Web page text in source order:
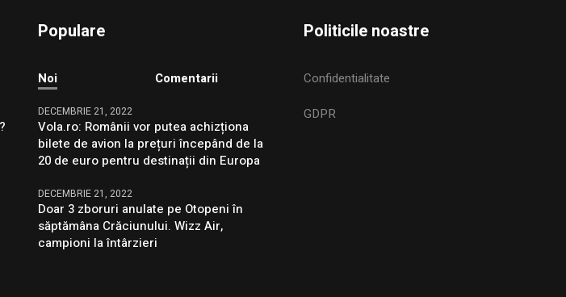
Populare
Noi Comentarii
DECEMBRIE 21, 2022
Vola.ro: Românii vor putea achizționa
bilete de avion la prețuri începând de la
20 de euro pentru destinații din Europa
DECEMBRIE 21, 2022
Doar 3 zboruri anulate pe Otopeni în
săptămâna Crăciunului. Wizz Air,
campioni la întârzieri
Politicile noastre
Confidentialitate
GDPR